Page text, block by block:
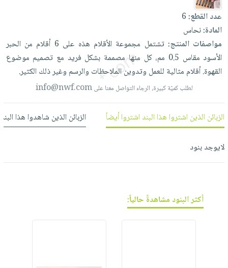
العناية
بالأسنان
الحمية
والتغذية
أدوات
المائدة
الأوعية
والتخزين
أدوات
الأكثر
مبيعاً
العودة
للمدارس
اكسسوارات
كتب
اكسسوارات
اكسسوارات
مطرزات
عناية
شحن
مجاني
بنود
مختارة
اشتراكات
الاشتراكات
القراءة
بلا
حدود
وفرات
سياسة
الشركة
لائحة
الأمنيات
عدد القطع:6
المادة:نحاس
مواصفات المنتج: تشتمل مجموعة الأقلام هذه على 6 أقلام من الحبر
الأسود مقاس 0.5 مم،كل منها مصممة بشكل فريد مع تصميم موضوع
القهوة.أقلام مثالية للعمل وتدوين الملاحظات والرسم وغيرذلك الكثير.
لطلب كميّة كبيرة، الرجاء التواصل معنا علىinfo@nwf.com
الزبائن الذين اشتروا هذا البند اشتروا أيضاً الزبائن الذين شاهدوا هذا
لايوجد بنود
أكثر البنود مشاهدةً حالياً: